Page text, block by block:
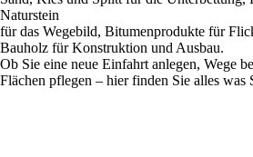
Naturstein
für das Wegebild, Bitumenprodukte für
Bauholz für Konstruktion und Ausbau.
Ob Sie eine neue Einfahrt anlegen, Wege
Flächen pflegen – hier finden Sie alles was